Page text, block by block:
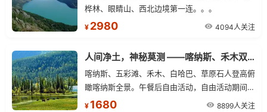
桦林、眼睛山、西北边境第一连。。。
¥ 2980 4094人关注
人间净土，神秘莫测 ——喀纳斯、禾木双卧五日游（品质含五彩滩）
喀纳斯、五彩滩、禾木、白哈巴、草原石人登高俯
瞰喀纳斯全景。午餐后自由活动，自由活动期间可
深入喀纳斯村，捕捉草原文化的点点滴滴。晚集合
¥ 1680 8899人关注